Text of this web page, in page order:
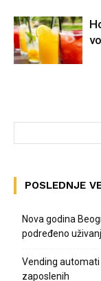
POSLEDNJE
Nova godina
podređeno
Vending
zaposlenih